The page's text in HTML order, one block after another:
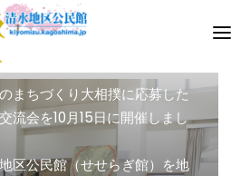
で語ろ会
まちづくり大相撲に応募した
流会を10月15日に開催しまし
区公民館（せせらぎ館）を地